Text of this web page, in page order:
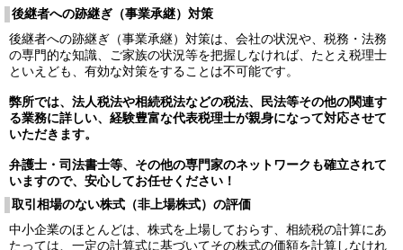
後継者への跡継ぎ（事業承継）対策
後継者への跡継ぎ（事業承継）対策は、会社の状況や、税務・法務
の専門的な知識、ご家族の状況等を把握しなければ、たとえ税理士
といえども、有効な対策をすることは不可能です。
弊所では、法人税法や相続税法などの税法、民法等その他の関連す
る業務に詳しい、 経験豊富な代表税理士が親身になって対応させて
いただきます。
弁護士・司法書士等、その他の専門家のネットワークも確立されて
いますので、安心してお任せください！
取引相場のない株式（非上場株式）の評価
中小企業のほとんどは、株式を上場しておらす、相続税の計算にあ
たっては、一定の計算式に基づいてその株式の価額を計算しなけれ